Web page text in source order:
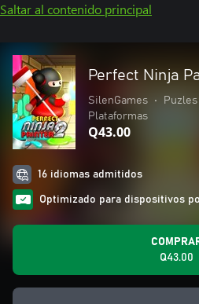
Saltar al contenido principal
Perfect Ninja
SilenGames •
Plataformas
Q43.00
16 idiomas admitidos
Optimizado para dispositivos
Q43.00